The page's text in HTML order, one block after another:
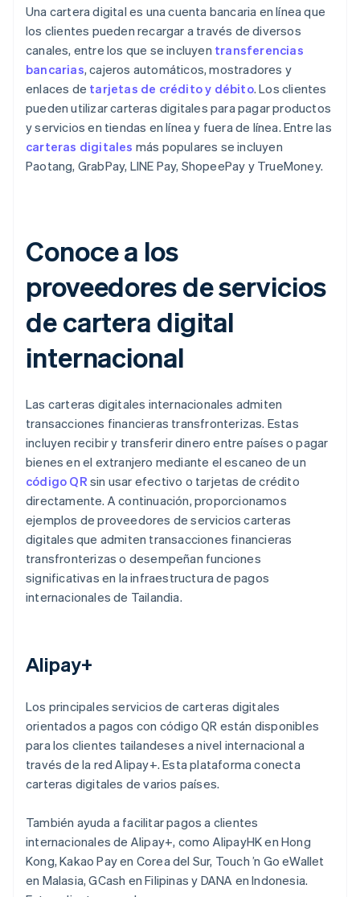
Una cartera digital es una cuenta bancaria en línea que
los clientes pueden recargar a través de diversos
canales, entre los que se incluyen transferencias
bancarias, cajeros automáticos, mostradores y
enlaces de tarjetas de crédito y débito. Los clientes
pueden utilizar carteras digitales para pagar productos
y servicios en tiendas en línea y fuera de línea. Entre las
carteras digitales más populares se incluyen
Paotang, GrabPay, LINE Pay, ShopeePay y TrueMoney.
Conoce a los
proveedores de servicios
de cartera digital
internacional
Las carteras digitales internacionales admiten
transacciones financieras transfronterizas. Estas
incluyen recibir y transferir dinero entre países o pagar
bienes en el extranjero mediante el escaneo de un
código QR sin usar efectivo o tarjetas de crédito
directamente. A continuación, proporcionamos
ejemplos de proveedores de servicios carteras
digitales que admiten transacciones financieras
transfronterizas o desempeñan funciones
significativas en la infraestructura de pagos
internacionales de Tailandia.
Alipay+
Los principales servicios de carteras digitales
orientados a pagos con código QR están disponibles
para los clientes tailandeses a nivel internacional a
través de la red Alipay+. Esta plataforma conecta
carteras digitales de varios países.
También ayuda a facilitar pagos a clientes
internacionales de Alipay+, como AlipayHK en Hong
Kong, Kakao Pay en Corea del Sur, Touch ’n Go eWallet
en Malasia, GCash en Filipinas y DANA en Indonesia.